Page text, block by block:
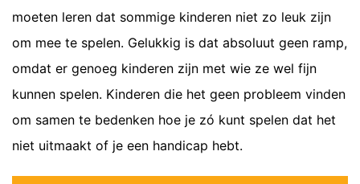
moeten leren dat sommige kinderen niet zo leuk zijn
om mee te spelen. Gelukkig is dat absoluut geen ramp,
omdat er genoeg kinderen zijn met wie ze wel fijn
kunnen spelen. Kinderen die het geen probleem vinden
om samen te bedenken hoe je zó kunt spelen dat het
niet uitmaakt of je een handicap hebt.